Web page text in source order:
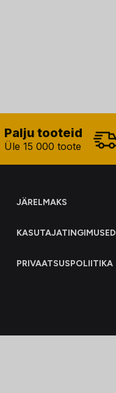
Palju tooteid
Üle 15 000 toote
JÄRELMAKS
KASUTAJATINGIMUSED
PRIVAATSUSPOLIITIKA